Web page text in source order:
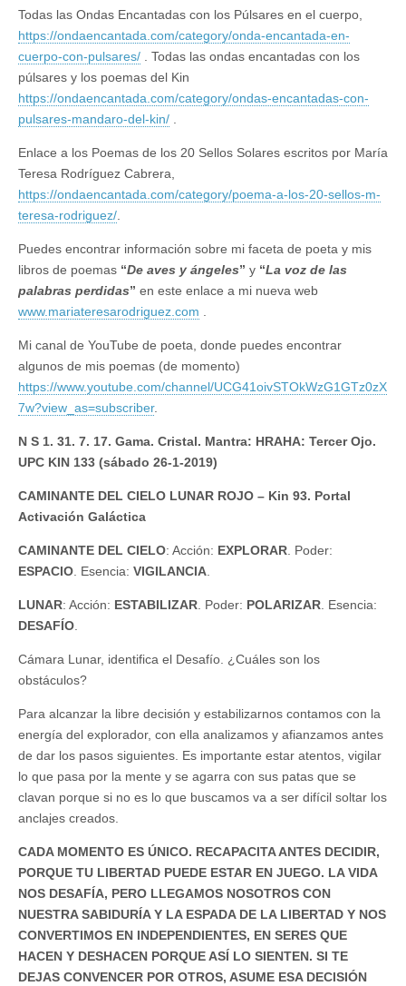
Todas las Ondas Encantadas con los Púlsares en el cuerpo,
https://ondaencantada.com/category/onda-encantada-en-
cuerpo-con-pulsares/ . Todas las ondas encantadas con los
púlsares y los poemas del Kin
https://ondaencantada.com/category/ondas-encantadas-con-
pulsares-mandaro-del-kin/
Enlace a los Poemas de los 20 Sellos Solares escritos por María
Teresa Rodríguez Cabrera,
https://ondaencantada.com/category/poema-a-los-20-sellos-m-
teresa-rodriguez/
Puedes encontrar información sobre mi faceta de poeta y mis
libros de poemas “De aves y ángeles” y “La voz de las
palabras perdidas” en este enlace a mi nueva web
www.mariateresarodriguez.com
Mi canal de YouTube de poeta, donde puedes encontrar
algunos de mis poemas (de momento)
https://www.youtube.com/channel/UCG41oivSTOkWzG1GTz0zX
7w?view_as=subscriber.
N S 1. 31. 7. 17. Gama. Cristal. Mantra: HRAHA: Tercer Ojo.
UPC KIN 133 (sábado 26-1-2019)
CAMINANTE DEL CIELO LUNAR ROJO – Kin 93. Portal
Activación Galáctica
CAMINANTE DEL CIELO: Acción: EXPLORAR . Poder:
ESPACIO . Esencia: VIGILANCIA
LUNAR: Acción: ESTABILIZAR . Poder: POLARIZAR . Esencia:
DESAFÍO
Cámara Lunar, identifica el Desafío. ¿Cuáles son los
obstáculos?
Para alcanzar la libre decisión y estabilizarnos contamos con la
energía del explorador, con ella analizamos y afianzamos antes
de dar los pasos siguientes. Es importante estar atentos, vigilar
lo que pasa por la mente y se agarra con sus patas que se
clavan porque si no es lo que buscamos va a ser difícil soltar los
anclajes creados.
CADA MOMENTO ES ÚNICO. RECAPACITA ANTES DECIDIR,
PORQUE TU LIBERTAD PUEDE ESTAR EN JUEGO. LA VIDA
NOS DESAFÍA, PERO LLEGAMOS NOSOTROS CON
NUESTRA SABIDURÍA Y LA ESPADA DE LA LIBERTAD Y NOS
CONVERTIMOS EN INDEPENDIENTES, EN SERES QUE
HACEN Y DESHACEN PORQUE ASÍ LO SIENTEN. SI TE
DEJAS CONVENCER POR OTROS, ASUME ESA DECISIÓN